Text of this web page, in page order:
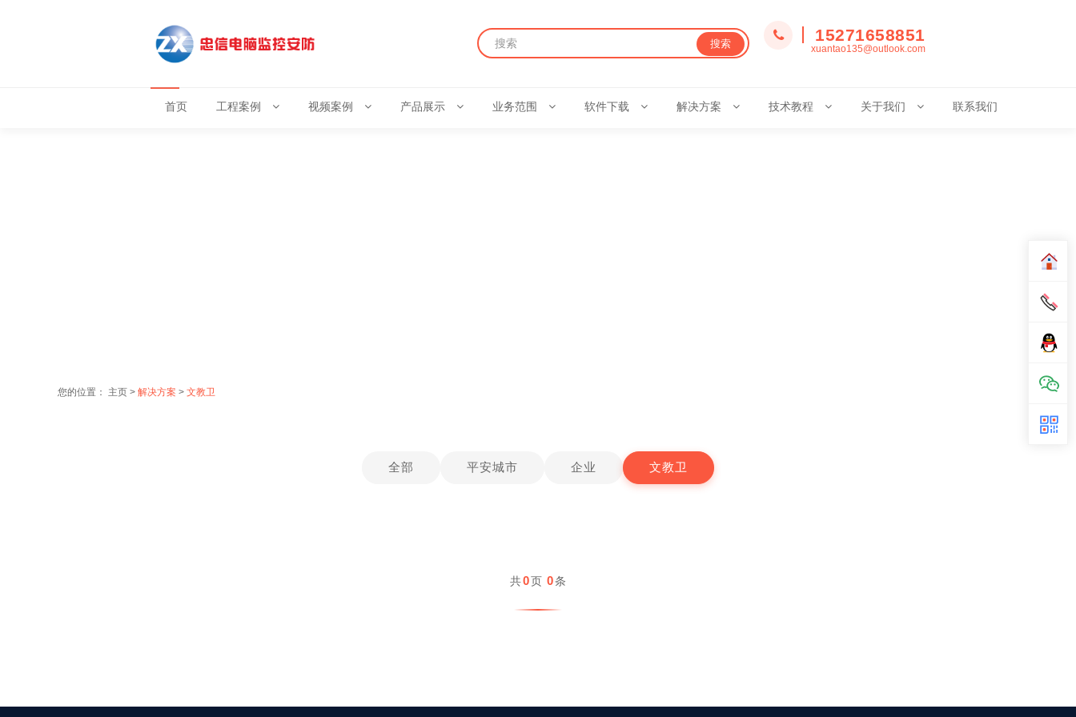
xuantao135@outlook.com
15271658851
搜索
首页 工程案例 视频案例 产品展示 业务范围 软件下载 解决方案 技术教程 关于我们 联系我们
您的位置： 主页 > 解决方案 > 文教卫
全部 平安城市 企业 文教卫
共0页 0条